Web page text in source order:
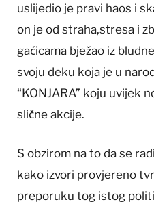
uslijedio je pravi haos i
on je od straha,stresa i
gaćicama bježao iz
svoju deku koja je u
“KONJARA” koju uvijek
slične akcije.
S obzirom na to da se
kako izvori provjereno
preporuku tog istog